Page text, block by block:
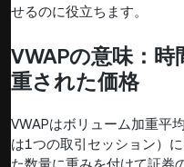
せるのに役立ちます。
VWAPの意味：
重された価格
VWAPはボリューム加重平
は1つの取引セッション）